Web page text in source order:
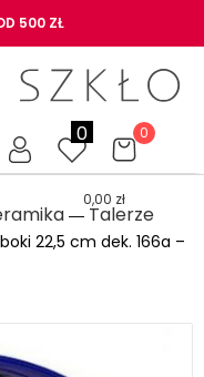
500 ZŁ
0 0
0,00 zł
― Talerze
22,5 cm dek. 166a –